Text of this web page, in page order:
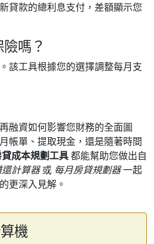
貸款的總利息支付，差額顯示您
嗎？
該工具根據您的選擇調整每月支
融資如何影響您財務的全面圖
帳單、提取現金，還是隨著時間
貸成本規劃工具都能幫助您做出自
還計算器或 每月房貸規劃器一起
更深入見解。
機